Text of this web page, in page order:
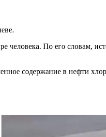
человека. По его словам,
содержание в нефти